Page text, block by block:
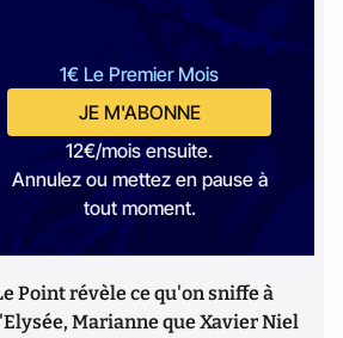
1€ Le Premier Mois
JE M'ABONNE
12€/mois ensuite.
Annulez ou mettez en pause à
tout moment.
Point révèle ce qu'on sniffe à
Marianne que Xavier Niel